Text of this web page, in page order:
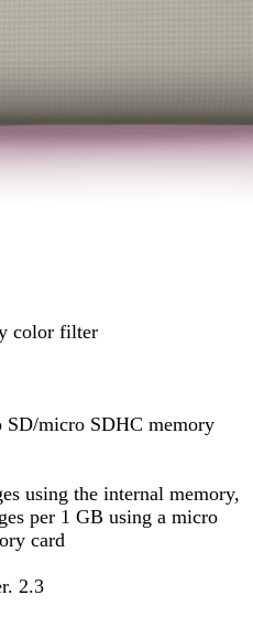
color filter
micro SDHC memory
using the internal memory,
per 1 GB using a micro
card
2.3